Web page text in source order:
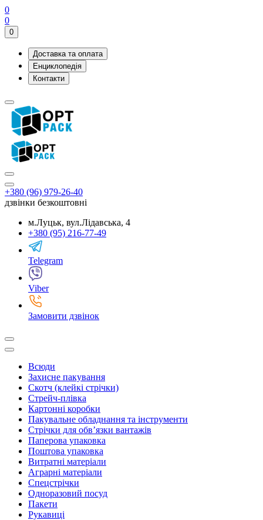
0
0
0
Доставка та оплата
Енциклопедія
Контакти
+380 (96) 979-26-40
дзвінки безкоштовні
м.Луцьк, вул.Лідавська, 4
+380 (95) 216-77-49
Telegram
Viber
Замовити дзвінок
Всюди
Захисне пакування
Скотч (клейкі стрічки)
Стрейч-плівка
Картонні коробки
Пакувальне обладнання та інструменти
Стрічки для обв’язки вантажів
Паперова упаковка
Поштова упаковка
Витратні матеріали
Аграрні матеріали
Спецстрічки
Одноразовий посуд
Пакети
Рукавиці